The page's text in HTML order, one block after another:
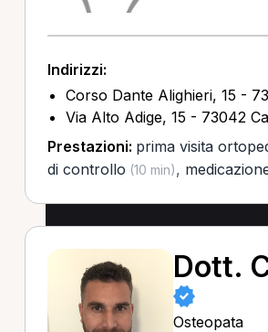
Indirizzi:
Corso Dante Alighieri, 15 -
Via Alto Adige, 15 - 73042
Prestazioni: prima visita
di controllo (10 min),
Dott.
Osteopata